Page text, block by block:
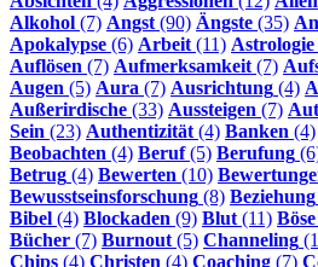
Alkohol (7) Angst (90) Ängste (35)
Apokalypse (6) Arbeit (11) Astrologie
Auflösen (7) Aufmerksamkeit (7)
Augen (5) Aura (7) Ausrichtung (4)
Außerirdische (33) Aussteigen (7)
Sein (23) Authentizität (4) Banken (4)
Beobachten (4) Beruf(5) Berufung
Betrug (4) Bewerten (10)
Bewusstseinsforschung (8) Beziehung
Bibel (4) Blockaden (9) Blut (11) Böse
Bücher (7) Burnout (5) Channeling
Chips (4) Christen (4) Coaching (7)